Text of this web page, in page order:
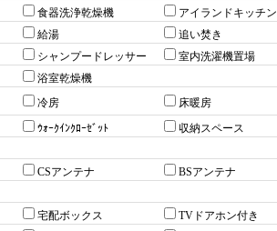
食器洗浄乾燥機 アイランドキッチン
給湯 追い焚き
シャンプードレッサー 室内洗濯機置場
浴室乾燥機
冷房 床暖房
ｳｫｰｸｲﾝｸﾛｰｾﾞｯﾄ 収納スペース
CSアンテナ BSアンテナ
宅配ボックス TVドアホン付き